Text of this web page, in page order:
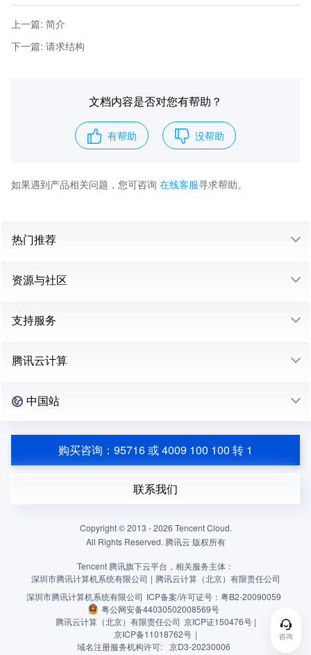
上一篇: 简介
下一篇: 请求结构
文档内容是否对您有帮助？
有帮助 没帮助
如果遇到产品相关问题，您可咨询 在线客服寻求帮助。
咨询
热门推荐
资源与社区
支持服务
腾讯云计算
中国站
购买咨询：95716 或 4009 100 100 转 1
联系我们
Copyright © 2013 -2026 Tencent Cloud.
All Rights Reserved. 腾讯云 版权所有
Tencent 腾讯旗下云平台，相关服务主体：
深圳市腾讯计算机系统有限公司 | 腾讯云计算（北京）有限责任公司
深圳市腾讯计算机系统有限公司 ICP备案/许可证号： 粤B2-20090059
粤公网安备44030502008569号
腾讯云计算（北京）有限责任公司 京ICP证150476号 |
京ICP备11018762号 |
域名注册服务机构许可: 京D3-20230006